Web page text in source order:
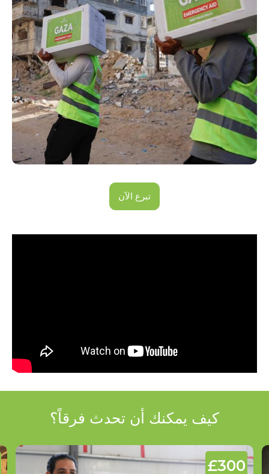
تبرع الآن
كيف يمكنك أن تحدث فرقاً؟
£300